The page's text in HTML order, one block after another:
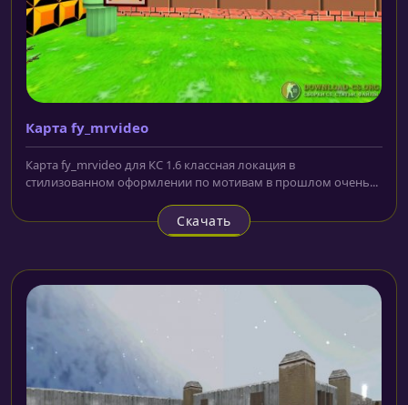
Карта fy_mrvideo
Карта fy_mrvideo для КС 1.6 классная локация в
стилизованном оформлении по мотивам в прошлом очень...
Скачать